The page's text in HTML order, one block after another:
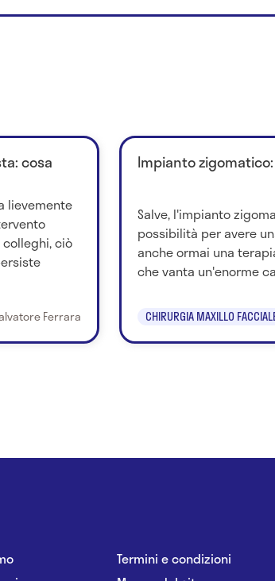
cosa
lievemente
ciò
Ferrara
Impianto
Salve, l'impianto
possibilità per avere
anche ormai una
che vanta un'enorme
CHIRURGIA MAXILLO
Termini e condizioni